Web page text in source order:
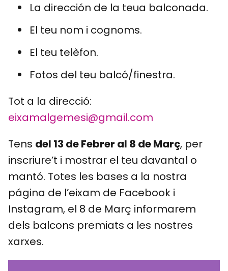
La dirección de la teua balconada.
El teu nom i cognoms.
El teu telèfon.
Fotos del teu balcó/finestra.
Tot a la direcció:
eixamalgemesi@gmail.com
Tens del 13 de Febrer al 8 de Març, per
inscriure’t i mostrar el teu davantal o
mantó. Totes les bases a la nostra
página de l’eixam de Facebook i
Instagram, el 8 de Març informarem
dels balcons premiats a les nostres
xarxes.